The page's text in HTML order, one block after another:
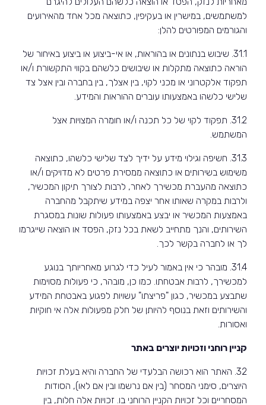
למשתמשים, במישרין או בעקיפין, כתוצאה מכל אחד מהאירועים
והגורמים המפורטים להלן:
31.1. שיבוש בנתונים או בהוראות, או אי-ביצוע או ביצוע באיחור של
הוראה כתוצאה מתקלות או שיבושים כלשהם בקווי התקשורת ו/או
תפקוד אלקטרוני או מכני לקוי, בין אצלך, בין בחברה ובין אצל צד
שלישי כלשהו באמצעותו עוברים ההוראות והמידע.
31.2. תפקוד לקוי של כל תכנה ו/או חומרה המצויות אצל
המשתמש.
31.3. חשיפה וגילוי מידע על ידיך לצד שלישי כלשהו, כתוצאה
משימוש בשירותים או כתוצאה ממסירת פרטים לא מדויקים ו/או
כתוצאה מהעברת מכשירך לאחר, לרבות לצורך תיקון המכשיר,
ולרבות במקרה שאותו אחר יצפה במידע שיתקבל מהחברה
באמצעות המכשיר או יבצע באמצעותו פעולות שונות במסגרת
השירותים, והנך מתחייב לשאת בכל נזק, הפסד או הוצאה שייגרמו
לך או לחברה בקשר לכך.
31.4. מובהר כי אין באמור לעיל כדי לגרוע מאחריותך בנוגע
למכשירך, לרבות אבטחתו. כמו כן, מובהר, כי פעולות מסוימות
שתבצע במכשיר, כגון "פריצתו" עשויות לפגוע באבטחת המידע
והשירותים וזאת בנוסף להיותן של חלק מפעולות אלה אי חוקיות
ואסורות.
קניין רוחני וזכויות יוצרים באתר
32. האתר הוא רכושה הבלעדי של החברה והיא בעלת זכויות
היוצרים, סימני המסחר (בין אם נרשמו ובין אם לאו), הסודות
המסחריים וכל זכויות הקניין הרוחני בו. זכויות אלה חלות, בין